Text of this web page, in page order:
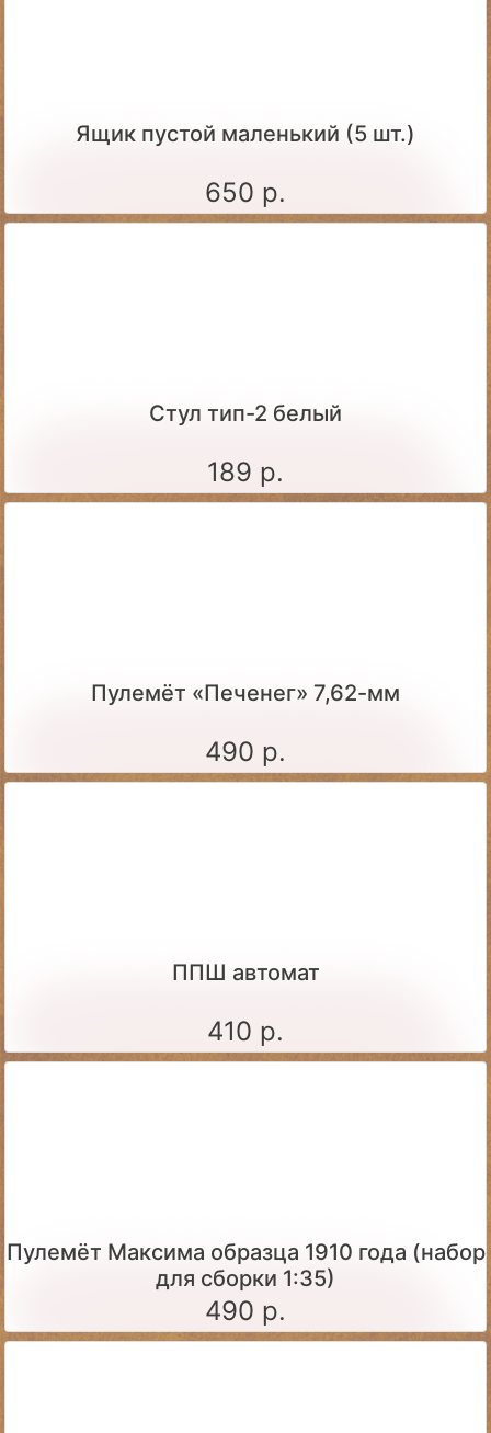
Ящик пустой маленький (5 шт.)
650 р.
Стул тип-2 белый
189 р.
Пулемёт «Печенег» 7,62-мм
490 р.
ППШ автомат
410 р.
Пулемёт Максима образца 1910 года (набор
для сборки 1:35)
490 р.